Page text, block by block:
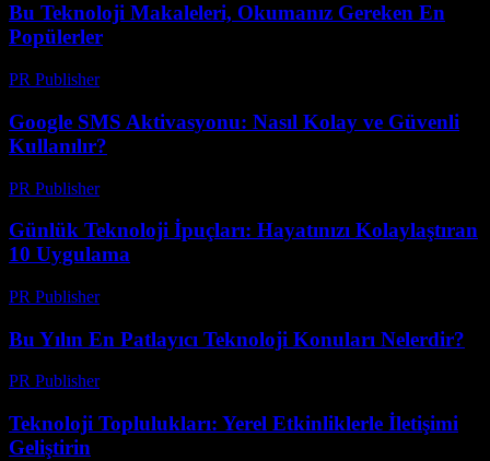
Bu Teknoloji Makaleleri, Okumanız Gereken En
Popülerler
PR Publisher-
Google SMS Aktivasyonu: Nasıl Kolay ve Güvenli
Kullanılır?
PR Publisher-
Günlük Teknoloji İpuçları: Hayatınızı Kolaylaştıran
10 Uygulama
PR Publisher-
Bu Yılın En Patlayıcı Teknoloji Konuları Nelerdir?
PR Publisher-
Teknoloji Toplulukları: Yerel Etkinliklerle İletişimi
Geliştirin